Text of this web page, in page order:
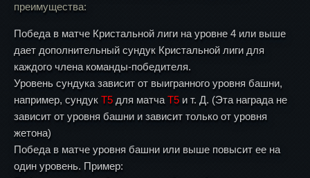
преимущества:
Победа в матче Кристальной лиги на уровне 4 или выше
дает дополнительный сундук Кристальной лиги для
каждого члена команды-победителя.
Уровень сундука зависит от выигранного уровня башни,
например, сундук T5 для матча T5 и т. Д. (Эта награда не
зависит от уровня башни и зависит только от уровня
жетона)
Победа в матче уровня башни или выше повысит ее на
один уровень. Пример: